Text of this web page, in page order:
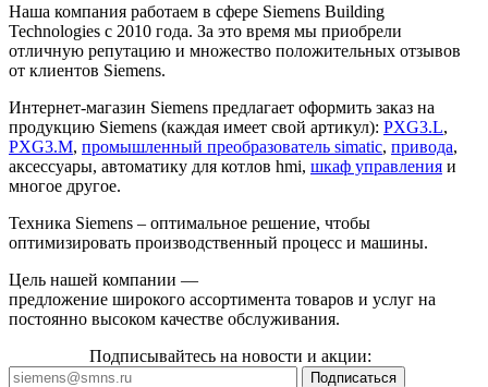
Наша компания работаем в сфере Siemens Building
Technologies с 2010 года. За это время мы приобрели
отличную репутацию и множество положительных отзывов
от клиентов Siemens.
Интернет-магазин Siemens предлагает оформить заказ на
продукцию Siemens (каждая имеет свой артикул): PXG3.L,
PXG3.M, промышленный преобразователь simatic, привода,
аксессуары, автоматику для котлов hmi, шкаф управления и
многое другое.
Техника Siemens – оптимальное решение, чтобы
оптимизировать производственный процесс и машины.
Цель нашей компании —
предложение широкого ассортимента товаров и услуг на
постоянно высоком качестве обслуживания.
Подписывайтесь на новости и акции: